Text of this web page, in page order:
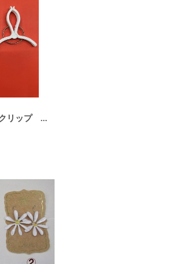
ちりめん細工 猫クリップ ① ネコピンチ ハンドメイド